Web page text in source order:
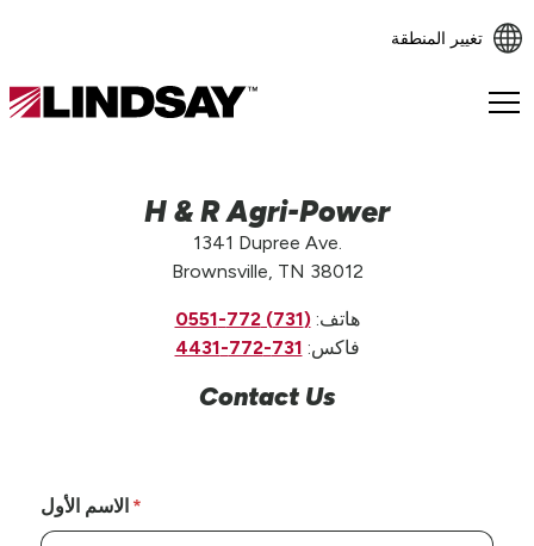
تغيير المنطقة
Lindsay.
H & R Agri-Power
1341 Dupree Ave.
Brownsville, TN 38012
هاتف:(731) 772-0551
فاكس: 731-772-4431
Contact Us
الاسم الأول